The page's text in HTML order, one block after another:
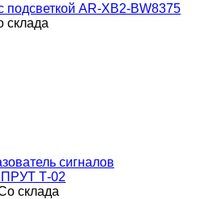
подсветкой AR-XB2-BW8375
склада
сигналов
Т-02
склада